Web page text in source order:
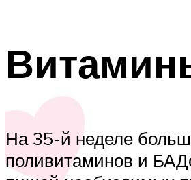
На 35-й неделе
поливитаминов и